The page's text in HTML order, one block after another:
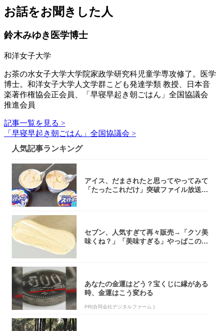
お話をお聞きした人
鈴木みゆき医学博士
和洋女子大学
お茶の水女子大学大学院家政学研究科児童学専攻修了。医学
博士。和洋女子大学人文学群こども発達学類 教授、日本音
楽著作権協会正会員、「早寝早起き朝ごはん」全国協議会
推進会員
記事一覧を見る >
「早寝早起き朝ごはん」全国協議会 >
人気記事ランキング
アイス、だまされたと思ってやってみて
「たったこれだけ」突破ファイル放送で
セブン、人気すぎて再々販売→「クソ美
味くね？」「美味すぎる」やっぱこのク
あなたの金運はどう？宝くじに縁がある
時、金運はこう変わる
PR(合同会社デジタルファーム )